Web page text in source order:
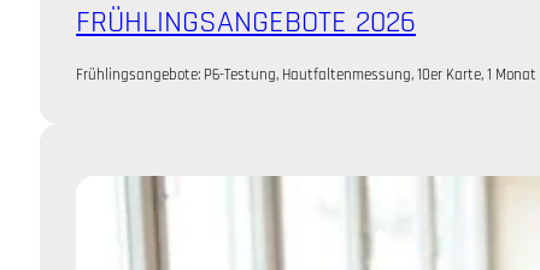
FRÜHLINGSANGEBOTE 2026
Frühlingsangebote: P6-Testung, Hautfaltenmessung, 10er Karte, 1